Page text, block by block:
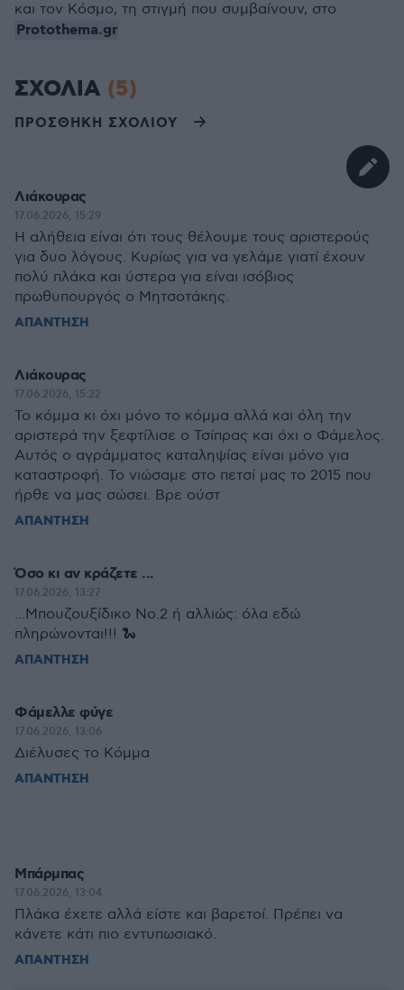
και τον Κόσμο, τη στιγμή που συμβαίνουν, στο
Protothema.gr
ΣΧΟΛΙΑ (5)
ΠΡΟΣΘΗΚΗ ΣΧΟΛΙΟΥ
Λιάκουρας
17.06.2026, 15:29
Η αλήθεια είναι ότι τους θέλουμε τους αριστερούς
για δυο λόγους. Κυρίως για να γελάμε γιατί έχουν
πολύ πλάκα και ύστερα για είναι ισόβιος
πρωθυπουργός ο Μητσοτάκης.
ΑΠΑΝΤΗΣΗ
Λιάκουρας
17.06.2026, 15:22
Το κόμμα κι όχι μόνο το κόμμα αλλά και όλη την
αριστερά την ξεφτίλισε ο Τσίπρας και όχι ο Φάμελος.
Αυτός ο αγράμματος καταληψίας είναι μόνο για
καταστροφή. Το νιώσαμε στο πετσί μας το 2015 που
ήρθε να μας σώσει. Βρε ούστ
ΑΠΑΝΤΗΣΗ
Όσο κι αν κράζετε ...
17.06.2026, 13:27
...Μπουζουξίδικο Νο.2 ή αλλιώς: όλα εδώ
πληρώνονται!!! 🐍
ΑΠΑΝΤΗΣΗ
Φάμελλε φύγε
17.06.2026, 13:06
Διέλυσες το Κόμμα
ΑΠΑΝΤΗΣΗ
Μπάρμπας
17.06.2026, 13:04
Πλάκα έχετε αλλά είστε και βαρετοί. Πρέπει να
κάνετε κάτι πιο εντυπωσιακό.
ΑΠΑΝΤΗΣΗ